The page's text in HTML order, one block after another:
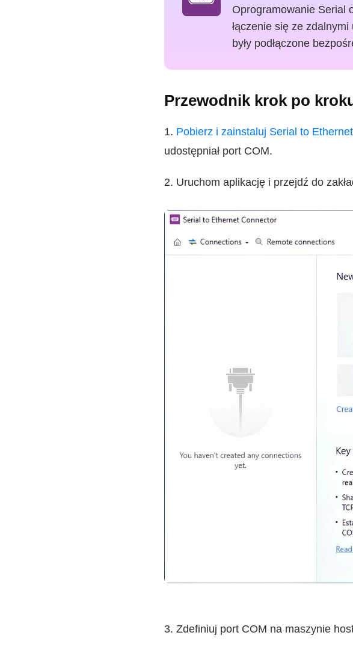
Oprogramowanie Serial
łączenie się ze
były podłączone
Przewodnik krok po
1. Pobierz i zainstaluj Serial to
udostępniał port COM.
2. Uruchom aplikację i przejdź do
3. Zdefiniuj port COM na maszynie